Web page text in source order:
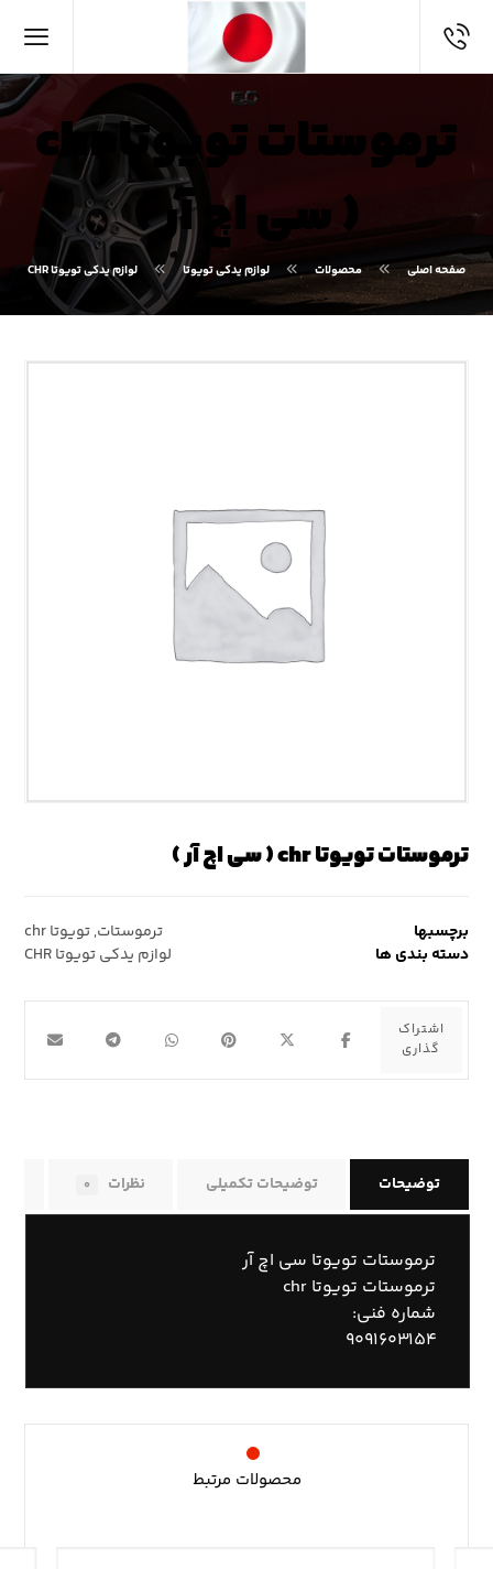
ترموستات تویوتا chr
( سی اچ آر )
صفحه اصلی محصولات لوازم یدکی تویوتا لوازم یدکی تویوتا CHR
ترموستات تویوتا chr ( سی اچ آر )
برچسبها ترموستات,تویوتا chr
دسته بندی ها
لوازم یدکی تویوتا CHR
توضیحات توضیحات تکمیلی نظرات ۰
ترموستات تویوتا سی اچ آر
ترموستات تویوتا chr
شماره فنی:
۹۰۹۱۶۰۳۱۵۴
محصولات مرتبط